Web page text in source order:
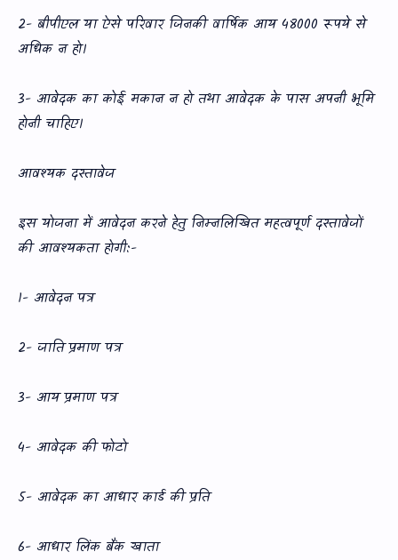
2- बीपीएल या ऐसे परिवार जिनकी वार्षिक आय 48000 रूपये से
अधिक न हो।
3- आवेदक का कोई मकान न हो तथा आवेदक के पास अपनी भूमि
होनी चाहिए।
आवश्‍यक दस्‍तावेज
इस योजना में आवेदन करने हेतु निम्‍नलिखित महत्‍वपूर्ण दस्‍तावेजों
की आवश्‍यकता होगी:-
1- आवेदन पत्र
2- जाति प्रमाण पत्र
3- आय प्रमाण पत्र
4- आवेदक की फोटो
5- आवेदक का आधार कार्ड की प्रति
6- आधार लिंक बैंक खाता